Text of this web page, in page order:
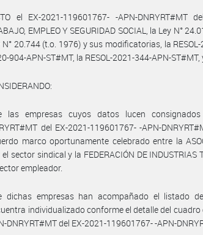
el EX-2021-119601767- -APN-DNRYRT#MT
EMPLEO Y SEGURIDAD SOCIAL, la Ley N°
N° 20.744 (t.o. 1976) y sus modificatorias, la
904-APN-ST#MT, la RESOL-2021-344-APN-ST#MT,
las empresas cuyos datos lucen consignados
del EX-2021-119601767- -APN-
marco oportunamente celebrado entre la
sector sindical y la FEDERACIÓN DE INDUSTRIAS
empleador.
dichas empresas han acompañado el listado
individualizado conforme el detalle del
DNRYRT#MT del EX-2021-119601767- -APN-